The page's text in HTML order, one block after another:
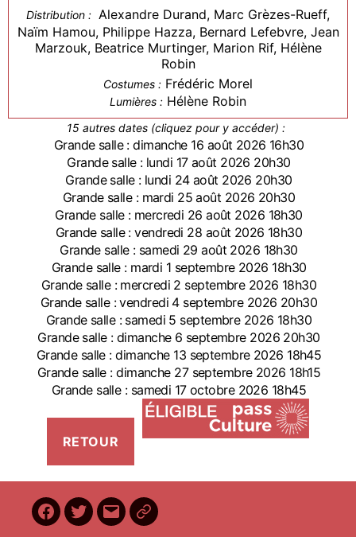
Distribution : Alexandre Durand, Marc Grèzes-Rueff,
Naïm Hamou, Philippe Hazza, Bernard Lefebvre, Jean
Marzouk, Beatrice Murtinger, Marion Rif, Hélène
Robin
Costumes : Frédéric Morel
Lumières : Hélène Robin
15 autres dates (cliquez pour y accéder) :
Grande salle : dimanche 16 août 2026 16h30
Grande salle : lundi 17 août 2026 20h30
Grande salle : lundi 24 août 2026 20h30
Grande salle : mardi 25 août 2026 20h30
Grande salle : mercredi 26 août 2026 18h30
Grande salle : vendredi 28 août 2026 18h30
Grande salle : samedi 29 août 2026 18h30
Grande salle : mardi 1 septembre 2026 18h30
Grande salle : mercredi 2 septembre 2026 18h30
Grande salle : vendredi 4 septembre 2026 20h30
Grande salle : samedi 5 septembre 2026 18h30
Grande salle : dimanche 6 septembre 2026 20h30
Grande salle : dimanche 13 septembre 2026 18h45
Grande salle : dimanche 27 septembre 2026 18h15
Grande salle : samedi 17 octobre 2026 18h45
Facebook
Twitter
E-
BilletReduc